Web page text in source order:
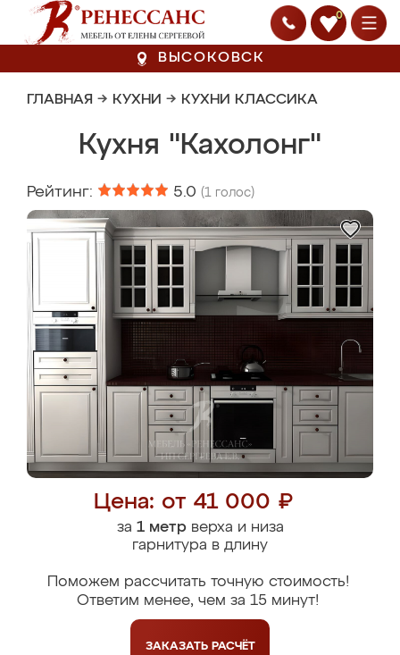
0
ВЫСОКОВСК
ГЛАВНАЯ → КУХНИ → КУХНИ КЛАССИКА
Кухня "Кахолонг"
Рейтинг: 5.0 (1 голос)
Цена: от 41 000 ₽
за 1 метрверха и низа
гарнитура в длину
Поможем рассчитать точную стоимость!
Ответим менее, чем за 15 минут!
ЗАКАЗАТЬ РАСЧЁТ